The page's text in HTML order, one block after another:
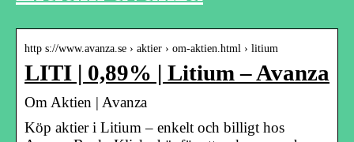
http s://www.avanza.se › aktier › om-aktien.html › litium
LITI | 0,89% | Litium – Avanza
Om Aktien | Avanza
Köp aktier i Litium – enkelt och billigt hos